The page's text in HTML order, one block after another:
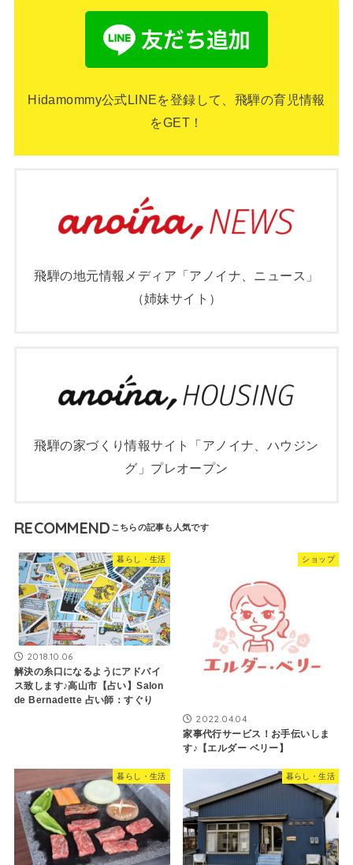
Hidamommy公式LINEを登録して、飛騨の育児情報
をGET！
飛騨の地元情報メディア「アノイナ、ニュース」
（姉妹サイト）
飛騨の家づくり情報サイト「アノイナ、ハウジン
グ」プレオープン
RECOMMEND
暮らし・生活
2018.10.06
解決の糸口になるようにアドバイ
ス致します♪高山市【占い】Salon
de Bernadette 占い師：すぐり
ショップ
2022.04.04
家事代行サービス！お手伝いしま
す♪【エルダー ベリー】
暮らし・生活 暮らし・生活